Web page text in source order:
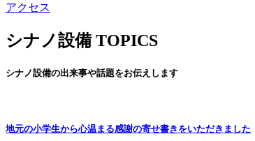
アクセス
シナノ設備 TOPICS
シナノ設備の出来事や話題をお伝えします
地元の小学生から心温まる感謝の寄せ書きをいただきました